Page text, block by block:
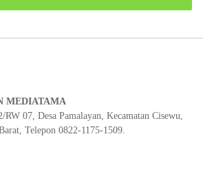
MEDIATAMA
RW 07, Desa Pamalayan, Kecamatan Cisewu,
Telepon 0822-1175-1509.